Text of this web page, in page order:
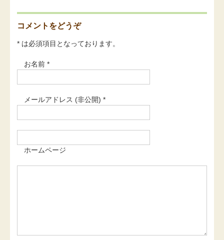
コメントをどうぞ
* は必須項目となっております。
お名前 *
メールアドレス (非公開) *
ホームページ